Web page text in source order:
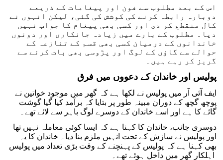
اس کے بعد مطلوب سے فون اور پیغامات کے ذریعے
دوبارہ رابطہ کرنے کی کوشش کی گئی، لیکن انہوں نے
کال منقطع کر دی اور کسی بھی پیغام کا جواب نہیں
دیا۔ مطلوب کے بارے میں زیادہ جانکاری اور دونوں
خاندانوں کے درمیان کسی بھی قسم کے تنازعہ کے
حوالے سے گاؤں کے لوگ اور پڑوسی بھی بات کرنے سے
گریز کر رہے ہیں۔
پولیس اور خاندان کے دعووں میں فرق
ایف آئی آر میں پولیس نے لکھا ہے کہ گھر میں موجود خواتین نے
پوچھ گچھ کے دوران مبینہ طور پر بتایا کہ برآمد کیا گیا گوشت
گائے کا ہے اور اسے خاندان کے دوسرے لوگ باہر سے لائے تھے۔
دوسری جانب، خاندان کا کہنا ہے کہ ایسا کوئی معاملہ نہیں تھا
اور پولیس نے سازش کے تحت انہیں ملزم بنا دیا۔ خاندان کا یہ
بھی کہنا ہے کہ پولیس کے پہنچنے کے وقت بڑی تعداد میں پولیس
اہلکار گھر میں داخل ہوئے تھے۔